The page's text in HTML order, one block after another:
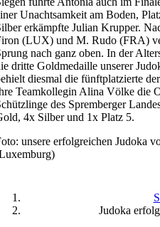
Unachtsamkeit am Boden,
erkämpfte Julian Krupper.
(LUX) und M. Rudo (FRA)
nach ganz oben. In der
dritte Goldmedaille unserer
diesmal die fünftplatzierte
Teamkollegin Alina Völke die
des Spremberger
4x Silber und 1x Platz 5.
unsere erfolgreichen Judoka
Judoka